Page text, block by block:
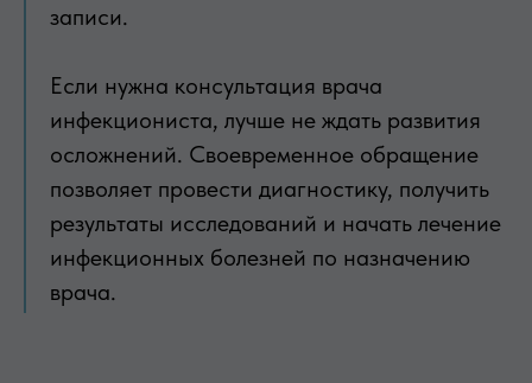
записи.
Если нужна консультация врача
инфекциониста, лучше не ждать развития
осложнений. Своевременное обращение
позволяет провести диагностику, получить
результаты исследований и начать лечение
инфекционных болезней по назначению
врача.